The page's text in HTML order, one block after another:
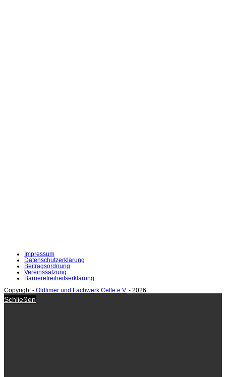
Impressum
Datenschutzerklärung
Beitragsordnung
Vereinssatzung
Barrierefreiheitserklärung
Copyright - Oldtimer und Fachwerk Celle e.V. - 2026
Schließen